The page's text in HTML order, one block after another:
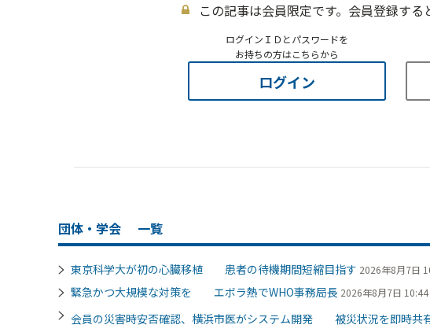
この記事は会員限定です。会員登録する
ログインＩＤとパスワードを
お持ちの方はこちらから
ログイン
団体・学会 一覧
東京科学大が初の心臓移植 患者の待機期間短縮目指す 2026年8月7日
緊急かつ大規模な対策を エボラ熱でWHO事務局長 2026年8月7日 10:44
会員の災害時安否確認、横浜市医がシステム開発 被災状況を即時共